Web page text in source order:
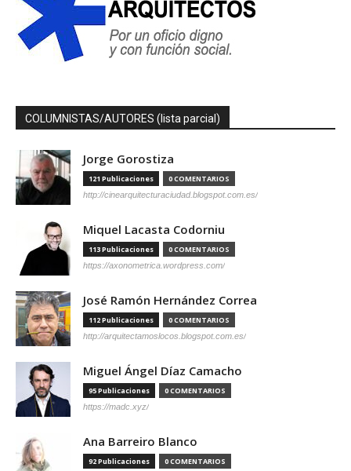
COLUMNISTAS/AUTORES (lista parcial)
Jorge Gorostiza
121 Publicaciones 0 COMENTARIOS
http://cinearquitecturaciudad.blogspot.com.es/
Miquel Lacasta Codorniu
113 Publicaciones 0 COMENTARIOS
https://axonometrica.wordpress.com/
José Ramón Hernández Correa
112 Publicaciones 0 COMENTARIOS
http://arquitectamoslocos.blogspot.com.es/
Miguel Ángel Díaz Camacho
95 Publicaciones 0 COMENTARIOS
https://madc.xyz/
Ana Barreiro Blanco
92 Publicaciones 0 COMENTARIOS